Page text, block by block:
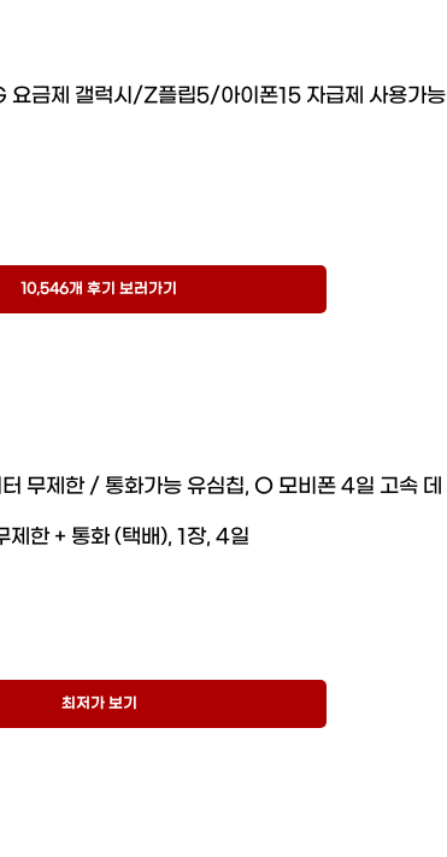
금제 갤럭시/Z플립5/아이폰15 자급제 사용가능
10,546개 후기 보러가기
무제한 / 통화가능 유심칩, O 모비폰 4일 고속 데
제한 + 통화 (택배), 1장, 4일
최저가 보기